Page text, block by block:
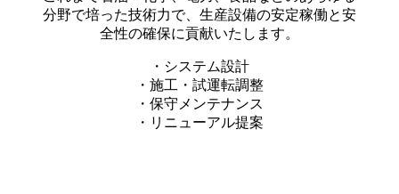
分野で培った技術力で、生産設備の安定稼働と安
全性の確保に貢献いたします。
・システム設計
・施工・試運転調整
・保守メンテナンス
・リニューアル提案